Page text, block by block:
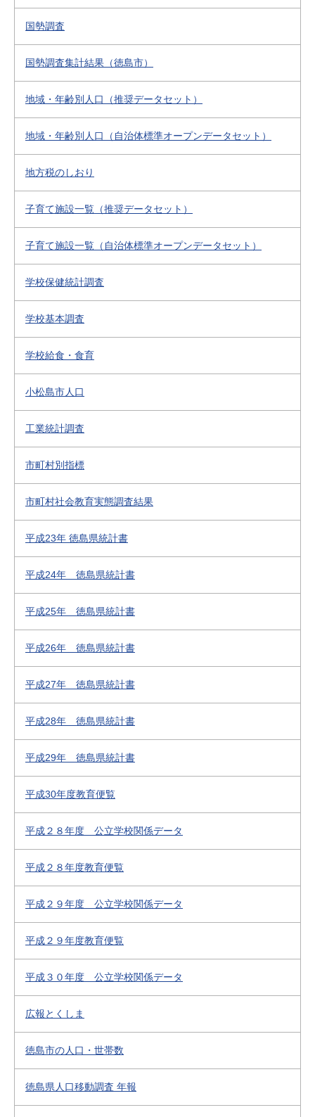
国勢調査
国勢調査集計結果（徳島市）
地域・年齢別人口（推奨データセット）
地域・年齢別人口（自治体標準オープンデータセット）
地方税のしおり
子育て施設一覧（推奨データセット）
子育て施設一覧（自治体標準オープンデータセット）
学校保健統計調査
学校基本調査
学校給食・食育
小松島市人口
工業統計調査
市町村別指標
市町村社会教育実態調査結果
平成23年 徳島県統計書
平成24年 徳島県統計書
平成25年 徳島県統計書
平成26年 徳島県統計書
平成27年 徳島県統計書
平成28年 徳島県統計書
平成29年 徳島県統計書
平成30年度教育便覧
平成２８年度 公立学校関係データ
平成２８年度教育便覧
平成２９年度 公立学校関係データ
平成２９年度教育便覧
平成３０年度 公立学校関係データ
広報とくしま
徳島市の人口・世帯数
徳島県人口移動調査 年報